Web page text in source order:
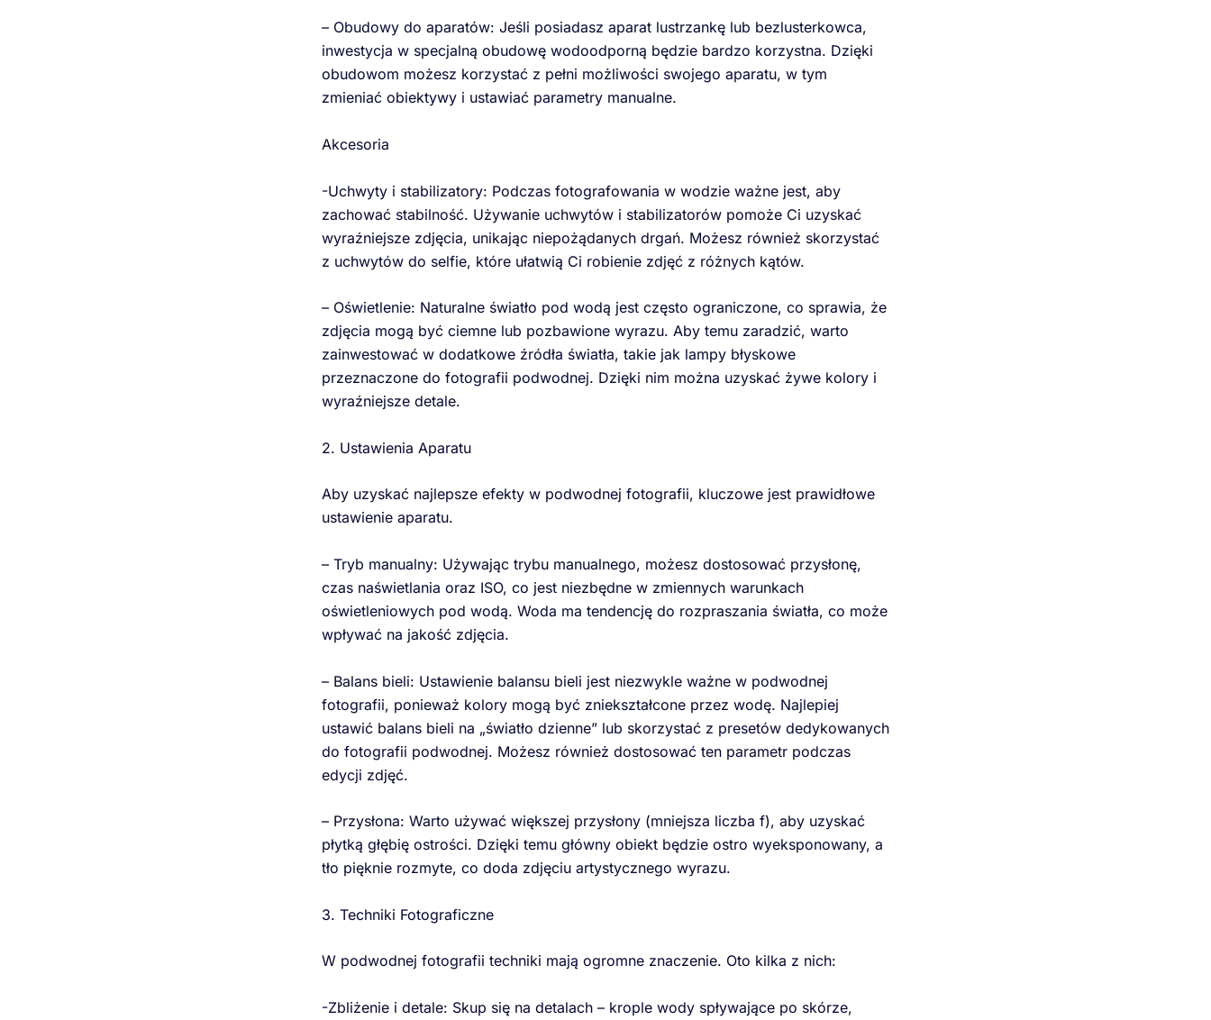
– Obudowy do aparatów: Jeśli posiadasz aparat lustrzankę lub bezlusterkowca,
inwestycja w specjalną obudowę wodoodporną będzie bardzo korzystna. Dzięki
obudowom możesz korzystać z pełni możliwości swojego aparatu, w tym
zmieniać obiektywy i ustawiać parametry manualne.
Akcesoria
-Uchwyty i stabilizatory: Podczas fotografowania w wodzie ważne jest, aby
zachować stabilność. Używanie uchwytów i stabilizatorów pomoże Ci uzyskać
wyraźniejsze zdjęcia, unikając niepożądanych drgań. Możesz również skorzystać
z uchwytów do selfie, które ułatwią Ci robienie zdjęć z różnych kątów.
– Oświetlenie: Naturalne światło pod wodą jest często ograniczone, co sprawia, że
zdjęcia mogą być ciemne lub pozbawione wyrazu. Aby temu zaradzić, warto
zainwestować w dodatkowe źródła światła, takie jak lampy błyskowe
przeznaczone do fotografii podwodnej. Dzięki nim można uzyskać żywe kolory i
wyraźniejsze detale.
2. Ustawienia Aparatu
Aby uzyskać najlepsze efekty w podwodnej fotografii, kluczowe jest prawidłowe
ustawienie aparatu.
– Tryb manualny: Używając trybu manualnego, możesz dostosować przysłonę,
czas naświetlania oraz ISO, co jest niezbędne w zmiennych warunkach
oświetleniowych pod wodą. Woda ma tendencję do rozpraszania światła, co może
wpływać na jakość zdjęcia.
– Balans bieli: Ustawienie balansu bieli jest niezwykle ważne w podwodnej
fotografii, ponieważ kolory mogą być zniekształcone przez wodę. Najlepiej
ustawić balans bieli na „światło dzienne” lub skorzystać z presetów dedykowanych
do fotografii podwodnej. Możesz również dostosować ten parametr podczas
edycji zdjęć.
– Przysłona: Warto używać większej przysłony (mniejsza liczba f), aby uzyskać
płytką głębię ostrości. Dzięki temu główny obiekt będzie ostro wyeksponowany, a
tło pięknie rozmyte, co doda zdjęciu artystycznego wyrazu.
3. Techniki Fotograficzne
W podwodnej fotografii techniki mają ogromne znaczenie. Oto kilka z nich:
-Zbliżenie i detale: Skup się na detalach – krople wody spływające po skórze,